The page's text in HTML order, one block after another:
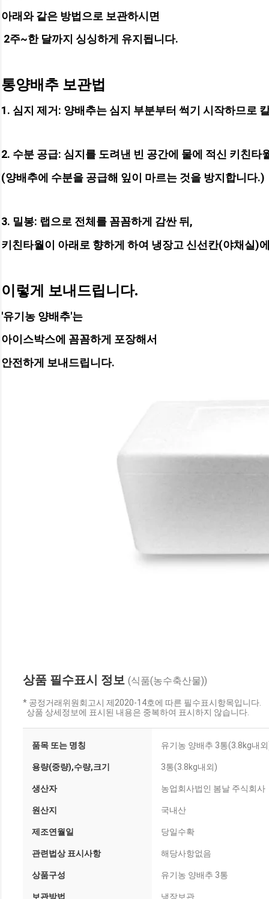
아래와 같은 방법으로 보관하시면
2주~한 달까지 싱싱하게 유지됩니다.
통양배추 보관법
1. 심지 제거: 양배추는 심지 부분부터 썩기 시작하므로
2. 수분 공급: 심지를 도려낸 빈 공간에 물에 적신 키친타
(양배추에 수분을 공급해 잎이 마르는 것을 방지합니다.)
3. 밀봉: 랩으로 전체를 꼼꼼하게 감싼 뒤,
키친타월이 아래로 향하게 하여 냉장고 신선칸(야채실)
이렇게 보내드립니다.
'유기농 양배추'는
아이스박스에 꼼꼼하게 포장해서
안전하게 보내드립니다.
상품 필수표시 정보 (식품(농수축산물))
* 공정거래위원회고시 제2020-14호에 따른 필수표시항목입니다.
상품 상세정보에 표시된 내용은 중복하여 표시하지 않습니다.
품목 또는 명칭 유기농 양배추 3통(3.8kg내
용량(중량),수량,크기 3통(3.8kg내외)
생산자 농업회사법인 봄날 주식회사
원산지 국내산
제조연월일 당일수확
관련법상 표시사항 해당사항없음
상품구성 유기농 양배추 3통
보관방법 냉장보관